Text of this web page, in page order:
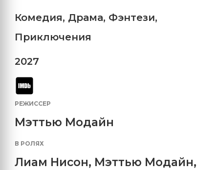
Комедия, Драма, Фэнтези,
Приключения
2027
РЕЖИССЕР
Мэттью Модайн
В РОЛЯХ
Лиам Нисон, Мэттью Модайн,